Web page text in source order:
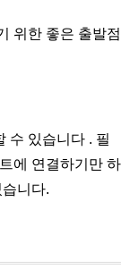
위한 좋은 출발점
수 있습니다 . 필
에 연결하기만 하
니다.